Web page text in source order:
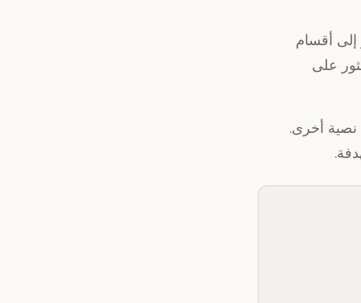
إلى أقسام
على
نصية أخرى.